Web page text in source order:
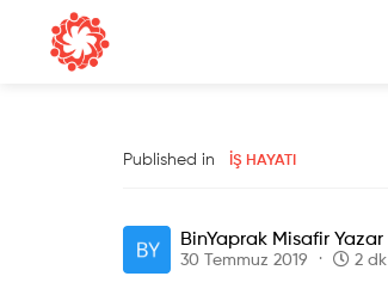
Published in İŞ HAYATI
BinYaprak Misafir Yazar
30 Temmuz 2019 2 dk